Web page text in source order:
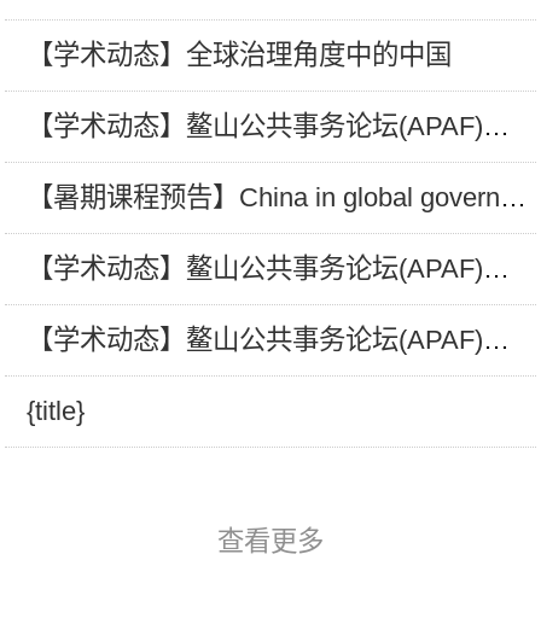
【学术动态】全球治理角度中的中国
【学术动态】鳌山公共事务论坛(APAF)第十四讲——法治分散、德治集中与规制强化：中国社会信用体系建设的制度逻辑
【暑期课程预告】China in global governance—全球治理中的中国
【学术动态】鳌山公共事务论坛(APAF)第十三讲——土地、法律与回应：越南发展过程中的民主冲突
【学术动态】鳌山公共事务论坛(APAF)第十二讲——信息技术是否改变了政治
{title}
查看更多